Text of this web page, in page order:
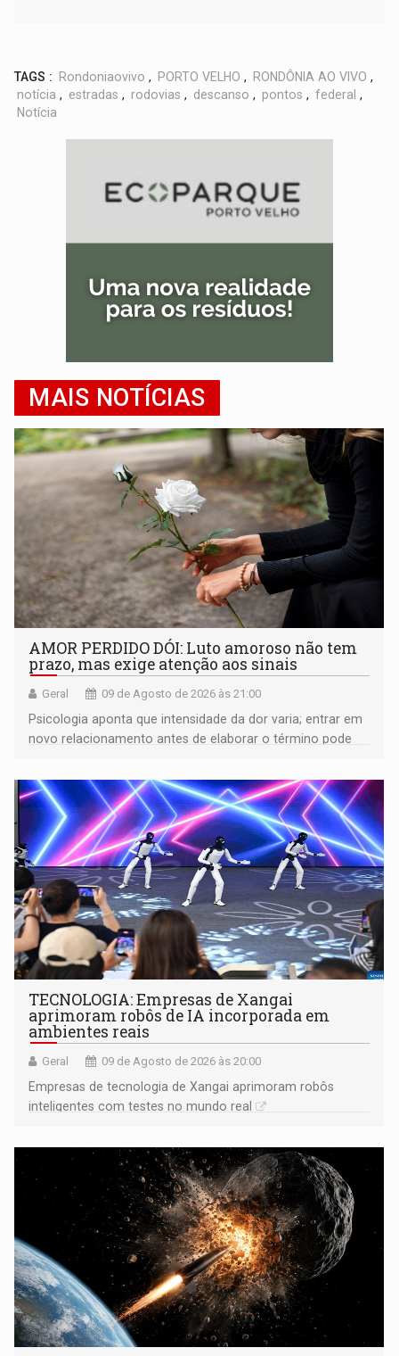
TAGS : Rondoniaovivo , PORTO VELHO , RONDÔNIA AO VIVO ,
notícia , estradas , rodovias , descanso , pontos , federal ,
Notícia
MAIS NOTÍCIAS
AMOR PERDIDO DÓI: Luto amoroso não tem
prazo, mas exige atenção aos sinais
Geral 09 de Agosto de 2026 às 21:00
Psicologia aponta que intensidade da dor varia; entrar em
novo relacionamento antes de elaborar o término pode
TECNOLOGIA: Empresas de Xangai
aprimoram robôs de IA incorporada em
ambientes reais
Geral 09 de Agosto de 2026 às 20:00
Empresas de tecnologia de Xangai aprimoram robôs
inteligentes com testes no mundo real